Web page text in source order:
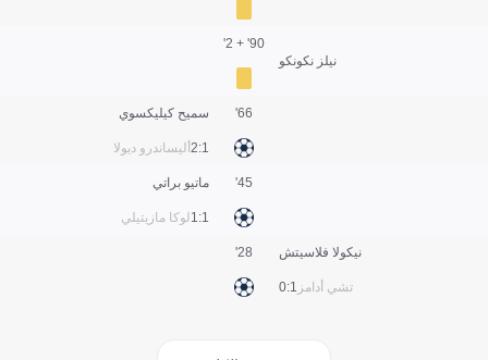
نيلز نكونكو
90' + 2'
سميح كيليكسوي
أليساندرو ديولا 1:2
66'
ماتيو براتي
لوكا مازيتيلي1:1
45'
نيكولا فلاسيتش
تشي أدامز 1:0
28'